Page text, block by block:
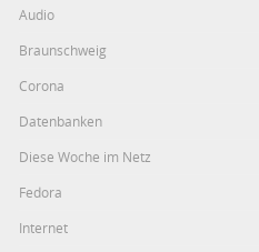
Audio
Braunschweig
Corona
Datenbanken
Diese Woche im Netz
Fedora
Internet